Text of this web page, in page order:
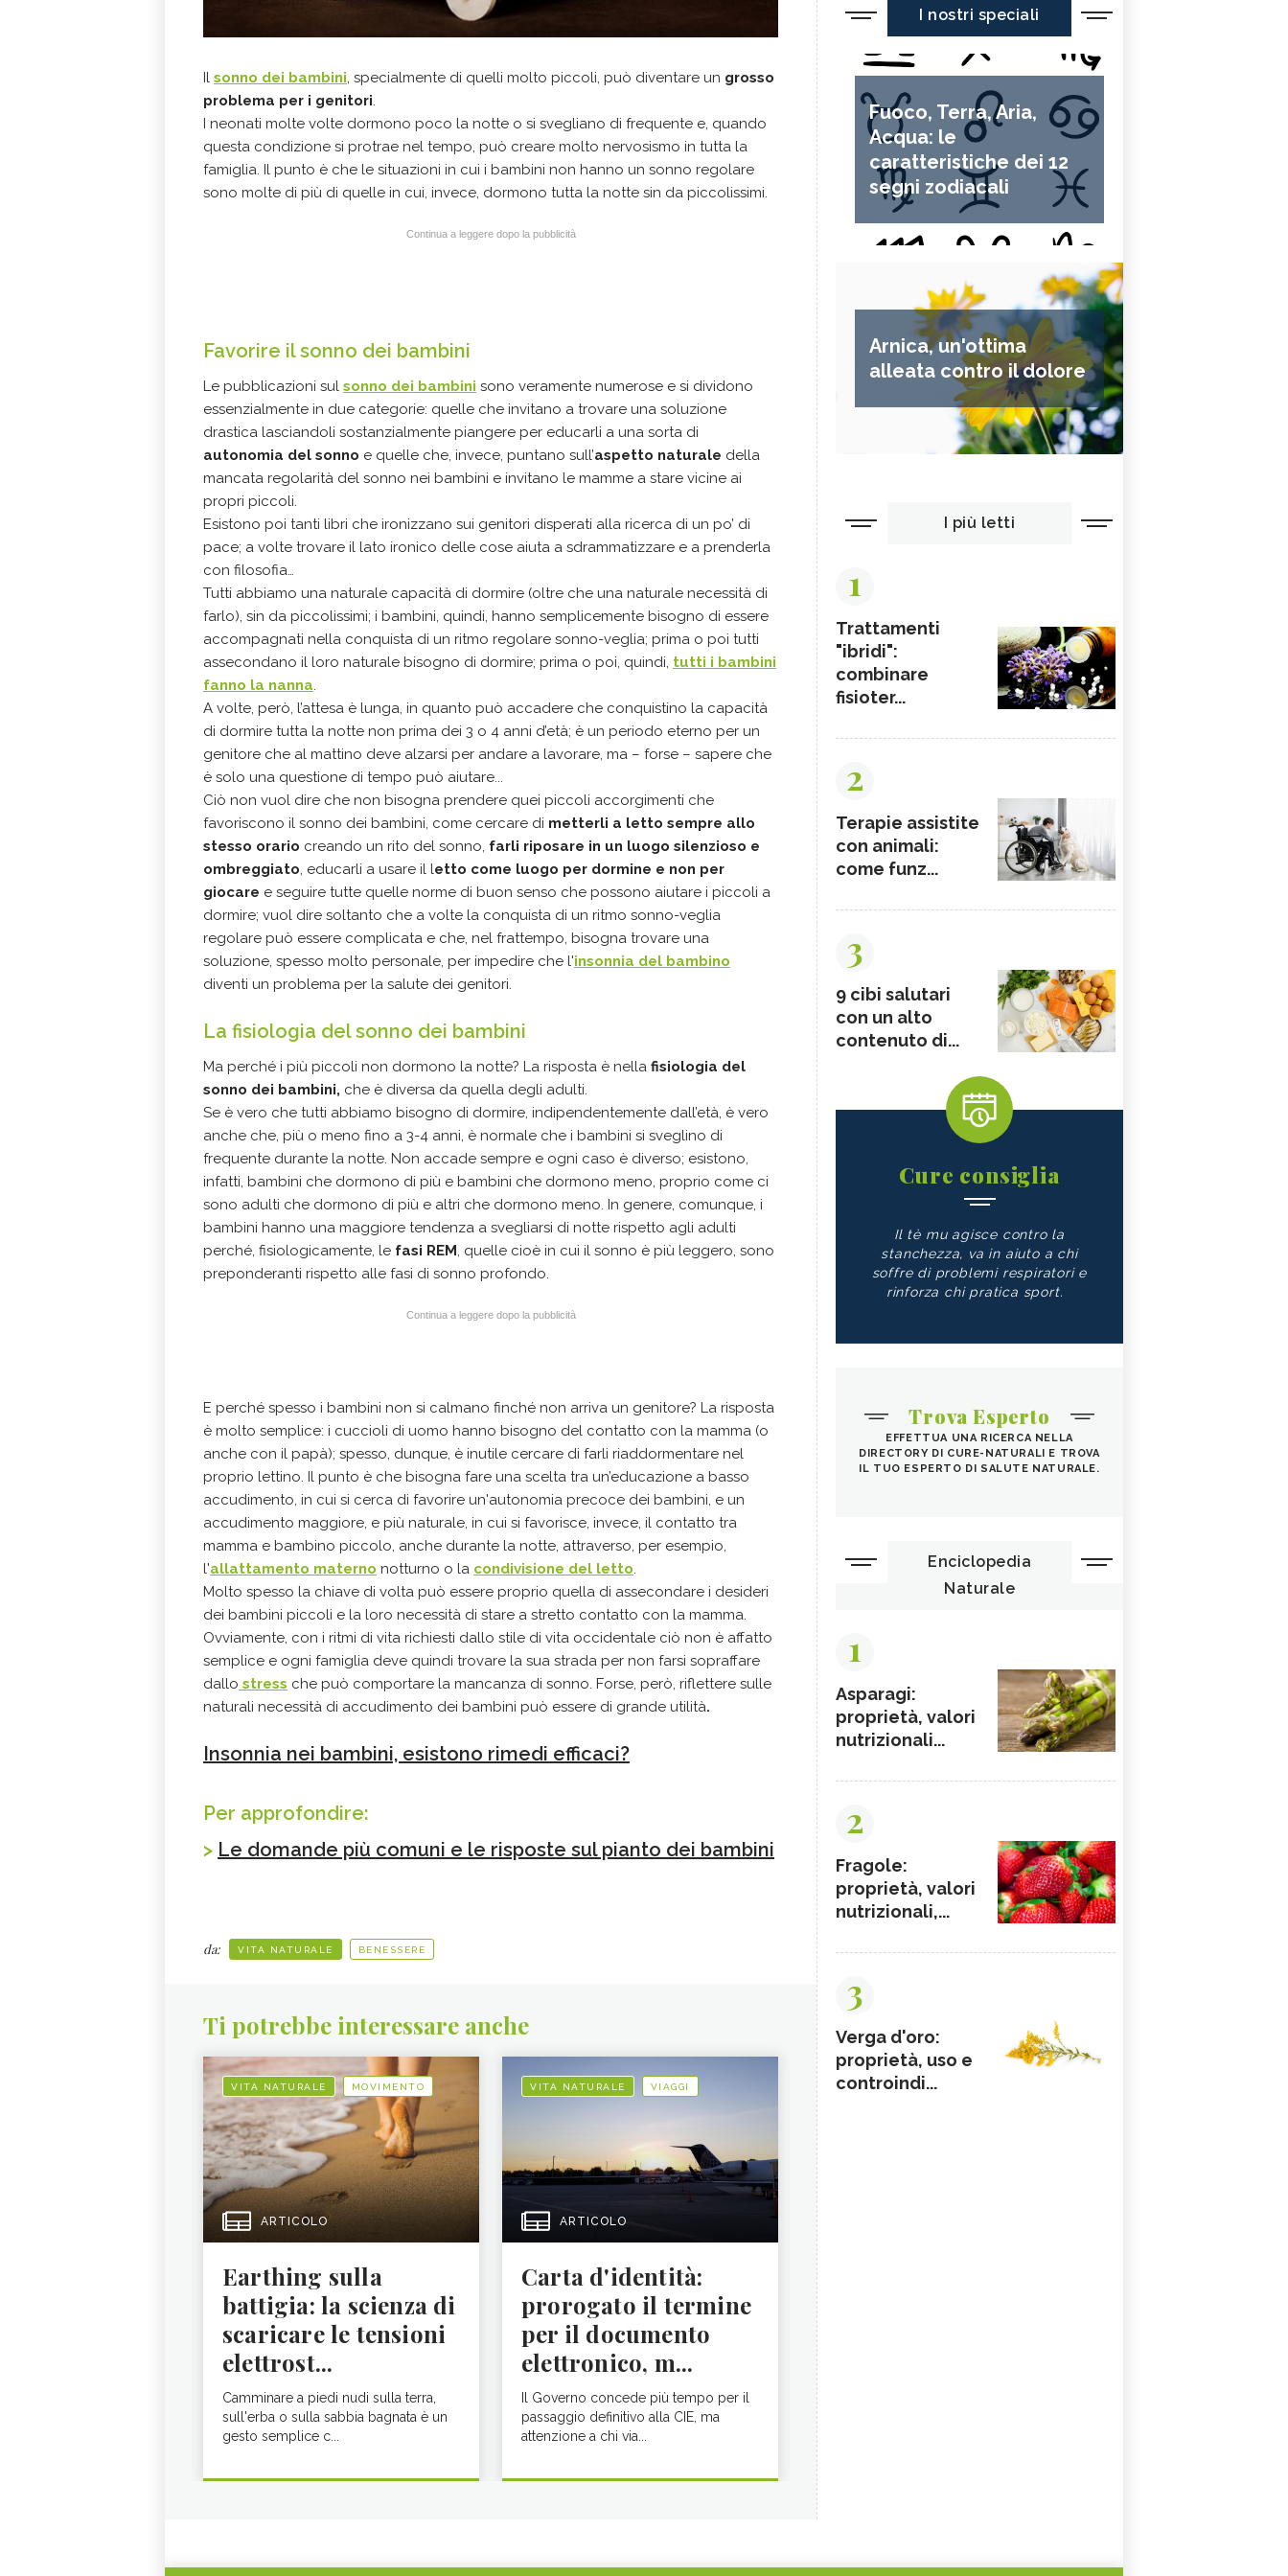
Il sonno dei bambini, specialmente di quelli molto piccoli, può diventare un grosso
problema per i genitori.
I neonati molte volte dormono poco la notte o si svegliano di frequente e, quando
questa condizione si protrae nel tempo, può creare molto nervosismo in tutta la
famiglia. Il punto è che le situazioni in cui i bambini non hanno un sonno regolare
sono molte di più di quelle in cui, invece, dormono tutta la notte sin da piccolissimi.
Continua a leggere dopo la pubblicità
Favorire il sonno dei bambini
Le pubblicazioni sul sonno dei bambini sono veramente numerose e si dividono
essenzialmente in due categorie: quelle che invitano a trovare una soluzione
drastica lasciandoli sostanzialmente piangere per educarli a una sorta di
autonomia del sonno e quelle che, invece, puntano sull’aspetto naturale della
mancata regolarità del sonno nei bambini e invitano le mamme a stare vicine ai
propri piccoli.
Esistono poi tanti libri che ironizzano sui genitori disperati alla ricerca di un po’ di
pace; a volte trovare il lato ironico delle cose aiuta a sdrammatizzare e a prenderla
con filosofia…
Tutti abbiamo una naturale capacità di dormire (oltre che una naturale necessità di
farlo), sin da piccolissimi; i bambini, quindi, hanno semplicemente bisogno di essere
accompagnati nella conquista di un ritmo regolare sonno-veglia; prima o poi tutti
assecondano il loro naturale bisogno di dormire; prima o poi, quindi, tutti i bambini
fanno la nanna.
A volte, però, l’attesa è lunga, in quanto può accadere che conquistino la capacità
di dormire tutta la notte non prima dei 3 o 4 anni d’età; è un periodo eterno per un
genitore che al mattino deve alzarsi per andare a lavorare, ma – forse – sapere che
è solo una questione di tempo può aiutare...
Ciò non vuol dire che non bisogna prendere quei piccoli accorgimenti che
favoriscono il sonno dei bambini, come cercare di metterli a letto sempre allo
stesso orario creando un rito del sonno, farli riposare in un luogo silenzioso e
ombreggiato, educarli a usare il letto come luogo per dormine e non per
giocare e seguire tutte quelle norme di buon senso che possono aiutare i piccoli a
dormire; vuol dire soltanto che a volte la conquista di un ritmo sonno-veglia
regolare può essere complicata e che, nel frattempo, bisogna trovare una
soluzione, spesso molto personale, per impedire che l'insonnia del bambino
diventi un problema per la salute dei genitori.
La fisiologia del sonno dei bambini
Ma perché i più piccoli non dormono la notte? La risposta è nella fisiologia del
sonno dei bambini, che è diversa da quella degli adulti.
Se è vero che tutti abbiamo bisogno di dormire, indipendentemente dall’età, è vero
anche che, più o meno fino a 3-4 anni, è normale che i bambini si sveglino di
frequente durante la notte. Non accade sempre e ogni caso è diverso; esistono,
infatti, bambini che dormono di più e bambini che dormono meno, proprio come ci
sono adulti che dormono di più e altri che dormono meno. In genere, comunque, i
bambini hanno una maggiore tendenza a svegliarsi di notte rispetto agli adulti
perché, fisiologicamente, le fasi REM, quelle cioè in cui il sonno è più leggero, sono
preponderanti rispetto alle fasi di sonno profondo.
Continua a leggere dopo la pubblicità
E perché spesso i bambini non si calmano finché non arriva un genitore? La risposta
è molto semplice: i cuccioli di uomo hanno bisogno del contatto con la mamma (o
anche con il papà); spesso, dunque, è inutile cercare di farli riaddormentare nel
proprio lettino. Il punto è che bisogna fare una scelta tra un’educazione a basso
accudimento, in cui si cerca di favorire un'autonomia precoce dei bambini, e un
accudimento maggiore, e più naturale, in cui si favorisce, invece, il contatto tra
mamma e bambino piccolo, anche durante la notte, attraverso, per esempio,
l'allattamento materno notturno o la condivisione del letto.
Molto spesso la chiave di volta può essere proprio quella di assecondare i desideri
dei bambini piccoli e la loro necessità di stare a stretto contatto con la mamma.
Ovviamente, con i ritmi di vita richiesti dallo stile di vita occidentale ciò non è affatto
semplice e ogni famiglia deve quindi trovare la sua strada per non farsi sopraffare
dallo stress che può comportare la mancanza di sonno. Forse, però, riflettere sulle
naturali necessità di accudimento dei bambini può essere di grande utilità.
Insonnia nei bambini, esistono rimedi efficaci?
Per approfondire:
> Le domande più comuni e le risposte sul pianto dei bambini
da: VITA NATURALE BENESSERE
Ti potrebbe interessare anche
VITA NATURALE MOVIMENTO
ARTICOLO
Earthing sulla
battigia: la scienza di
scaricare le tensioni
elettrost...
Camminare a piedi nudi sulla terra,
sull'erba o sulla sabbia bagnata è un
gesto semplice c...
VITA NATURALE VIAGGI
ARTICOLO
Carta d'identità:
prorogato il termine
per il documento
elettronico, m...
Il Governo concede più tempo per il
passaggio definitivo alla CIE, ma
attenzione a chi via...
I nostri speciali
Fuoco, Terra, Aria,
Acqua: le
caratteristiche dei 12
segni zodiacali
Arnica, un'ottima
alleata contro il dolore
I più letti
1
Trattamenti
"ibridi":
combinare
fisioter...
2
Terapie assistite
con animali:
come funz...
3
9 cibi salutari
con un alto
contenuto di...
Cure consiglia
Il tè mu agisce contro la
stanchezza, va in aiuto a chi
soffre di problemi respiratori e
rinforza chi pratica sport.
Trova Esperto
EFFETTUA UNA RICERCA NELLA
DIRECTORY DI CURE-NATURALI E TROVA
IL TUO ESPERTO DI SALUTE NATURALE.
Enciclopedia
Naturale
1
Asparagi:
proprietà, valori
nutrizionali...
2
Fragole:
proprietà, valori
nutrizionali,...
3
Verga d'oro:
proprietà, uso e
controindi...